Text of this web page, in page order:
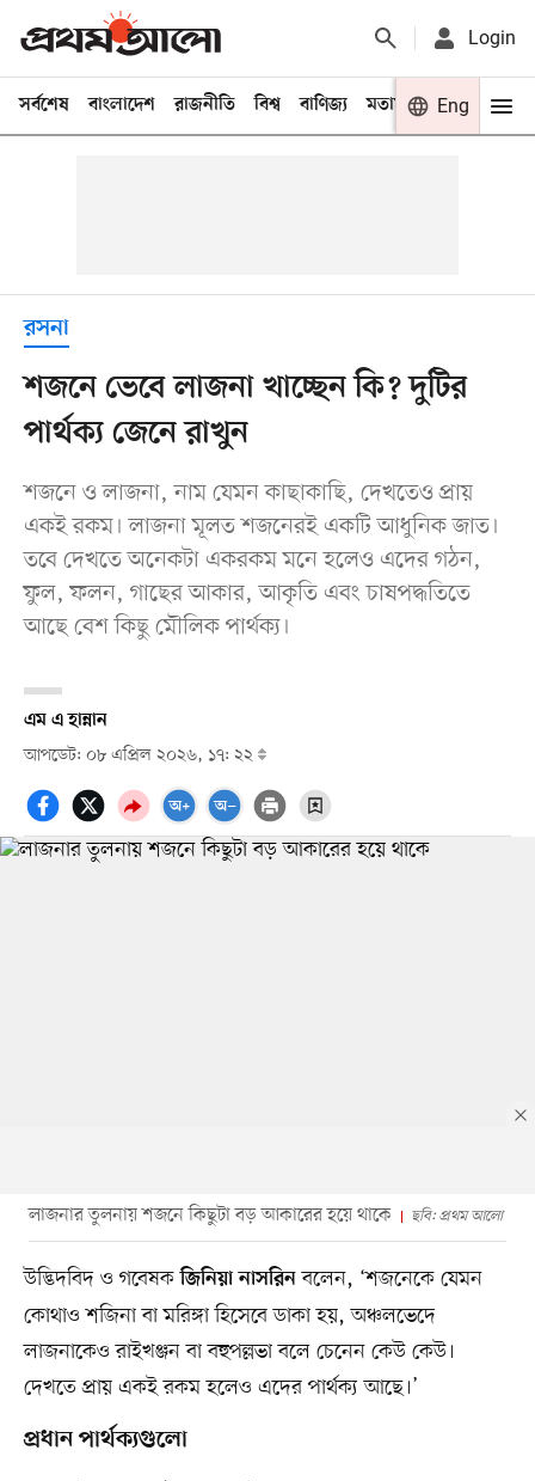
Login
সর্বশেষ বাংলাদেশ রাজনীতি বিশ্ব বাণিজ্য মতামত খেলা
Eng
রসনা
শজনে ভেবে লাজনা খাচ্ছেন কি? দুটির
পার্থক্য জেনে রাখুন
শজনে ও লাজনা, নাম যেমন কাছাকাছি, দেখতেও প্রায়
একই রকম। লাজনা মূলত শজনেরই একটি আধুনিক জাত।
তবে দেখতে অনেকটা একরকম মনে হলেও এদের গঠন,
ফুল, ফলন, গাছের আকার, আকৃতি এবং চাষপদ্ধতিতে
আছে বেশ কিছু মৌলিক পার্থক্য।
এম এ হান্নান
আপডেট: ০৮ এপ্রিল ২০২৬, ১৭: ২২
লাজনার তুলনায় শজনে কিছুটা বড় আকারের হয়ে থাকে ছবি: প্রথম আলো
উদ্ভিদবিদ ও গবেষকজিনিয়া নাসরিনবলেন, ‘শজনেকে যেমন
কোথাও শজিনা বা মরিঙ্গা হিসেবে ডাকা হয়, অঞ্চলভেদে
লাজনাকেও রাইখঞ্জন বা বহুপল্লভা বলে চেনেন কেউ কেউ।
দেখতে প্রায় একই রকম হলেও এদের পার্থক্য আছে।’
প্রধান পার্থক্যগুলো